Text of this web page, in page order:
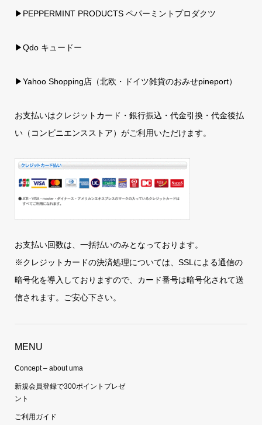
▶PEPPERMINT PRODUCTS ペパーミントプロダクツ
▶Qdo キュードー
▶Yahoo Shopping店（北欧・ドイツ雑貨のおみせpineport）
お支払いはクレジットカード・銀行振込・代金引換・代金後払
い（コンビニエンスストア）がご利用いただけます。
お支払い回数は、一括払いのみとなっております。
※クレジットカードの決済処理については、SSLによる通信の
暗号化を導入しておりますので、カード番号は暗号化されて送
信されます。ご安心下さい。
MENU
Concept – about uma
新規会員登録で300ポイントプレゼ
ント
ご利用ガイド